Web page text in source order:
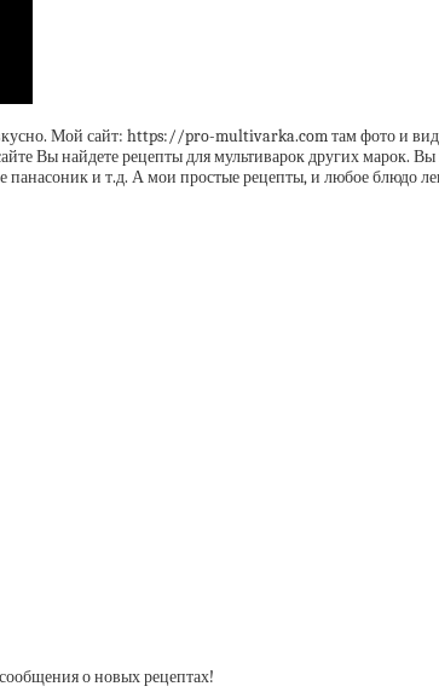
Мой сайт: https://pro-multivarka.com там фото и
Вы найдете рецепты для мультиварок других марок.
и т.д. А мои простые рецепты, и любое блюдо
о новых рецептах!